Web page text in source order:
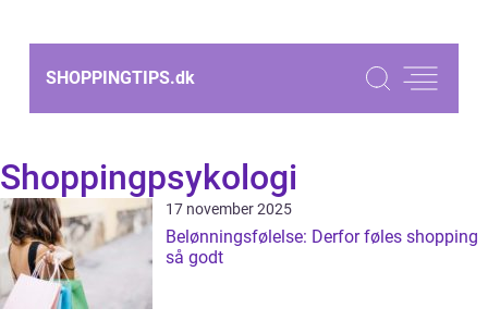
SHOPPINGTIPS.dk
Shoppingpsykologi
17 november 2025
Belønningsfølelse: Derfor føles shopping
så godt